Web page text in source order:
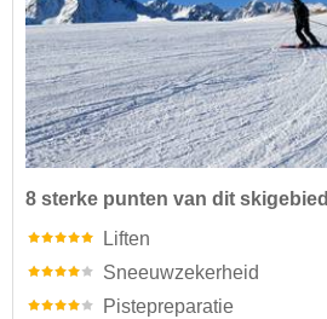
8 sterke punten van dit skigebied
Liften
Sneeuwzekerheid
Pistepreparatie